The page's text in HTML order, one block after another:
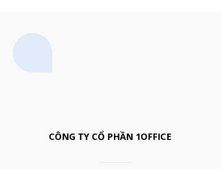
CÔNG TY CỔ PHẦN 1OFFICE